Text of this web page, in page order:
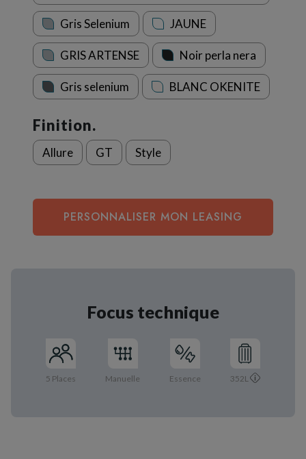
Gris Selenium JAUNE
GRIS ARTENSE Noir perla nera
Gris selenium BLANC OKENITE
Finition.
Allure GT Style
PERSONNALISER MON LEASING
Focus technique
5 Places Manuelle Essence 352L